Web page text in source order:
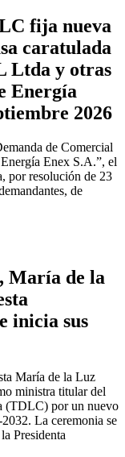
fija nueva
caratulada
Ltda y otras
Energía
2026
de Comercial
Enex S.A.”, el
por resolución de 23
de
María de la
inicia sus
María de la Luz
ministra titular del
(TDLC) por un nuevo
La ceremonia se
Presidenta